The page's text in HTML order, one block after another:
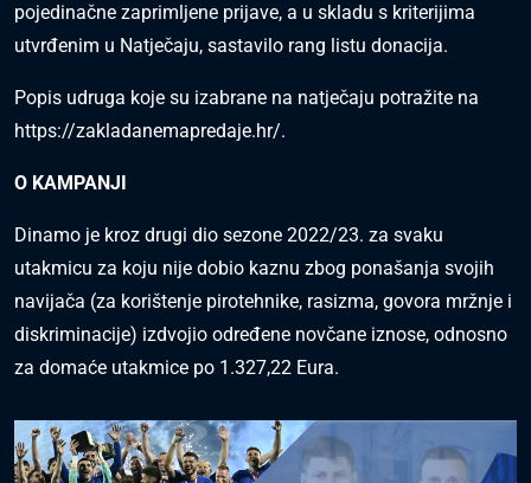
pojedinačne zaprimljene prijave, a u skladu s kriterijima
utvrđenim u Natječaju, sastavilo rang listu donacija.
Popis udruga koje su izabrane na natječaju potražite na
https://zakladanemapredaje.hr/.
O KAMPANJI
Dinamo je kroz drugi dio sezone 2022/23. za svaku
utakmicu za koju nije dobio kaznu zbog ponašanja svojih
navijača (za korištenje pirotehnike, rasizma, govora mržnje i
diskriminacije) izdvojio određene novčane iznose, odnosno
za domaće utakmice po 1.327,22 Eura.